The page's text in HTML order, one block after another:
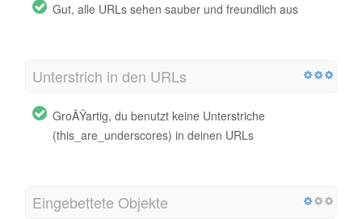
Gut, alle URLs sehen sauber und freundlich aus
Unterstrich in den URLs
GroÃŸartig, du benutzt keine Unterstriche
(this_are_underscores) in deinen URLs
Eingebettete Objekte